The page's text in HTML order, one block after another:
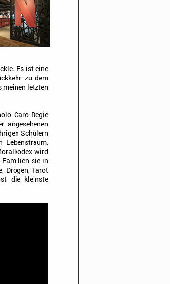
Es ist eine
zu dem
meinen letzten
Caro Regie
angesehenen
Schülern
Lebenstraum,
wird
Familien sie in
Drogen, Tarot
die kleinste